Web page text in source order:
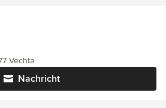
Nachricht
Vechta